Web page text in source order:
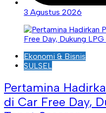
3 Agustus 2026
Ekonomi & Bisnis
SULSEL
Pertamina
di Car Free Day,